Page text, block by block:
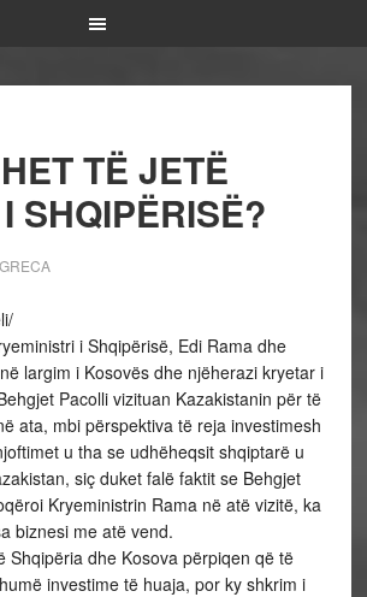
TË JETË
SHQIPËRISË?
i Shqipërisë, Edi Rama dhe
largim i Kosovës dhe njëherazi kryetar i
Pacolli vizituan Kazakistanin për të
ata, mbi përspektiva të reja investimesh
u tha se udhëheqsit shqiptarë u
siç duket falë faktit se Behgjet
Kryeministrin Rama në atë vizitë, ka
biznesi me atë vend.
Shqipëria dhe Kosova përpiqen që të
investime të huaja, por ky shkrim i